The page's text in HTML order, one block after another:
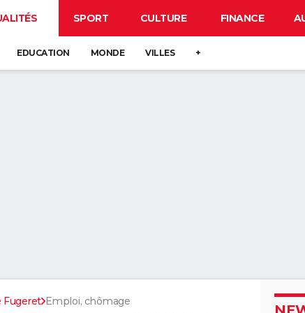
SPORT CULTURE FINANCE
EDUCATION MONDE VILLES +
Fugeret Emploi, chômage